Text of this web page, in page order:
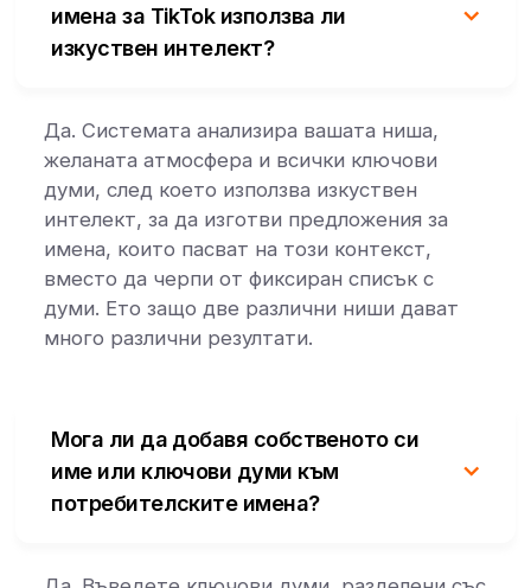
имена за TikTok използва ли
изкуствен интелект?
Да. Системата анализира вашата ниша,
желаната атмосфера и всички ключови
думи, след което използва изкуствен
интелект, за да изготви предложения за
имена, които пасват на този контекст,
вместо да черпи от фиксиран списък с
думи. Ето защо две различни ниши дават
много различни резултати.
Мога ли да добавя собственото си
име или ключови думи към
потребителските имена?